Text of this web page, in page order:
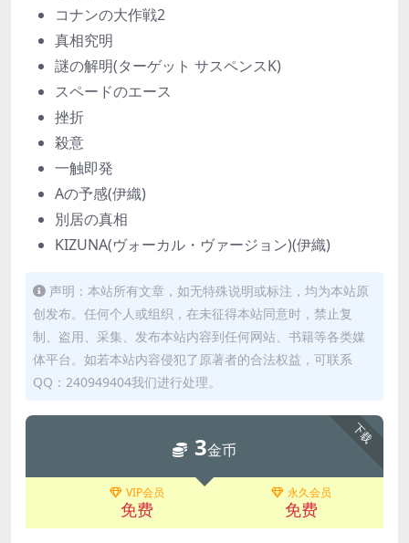
コナンの大作戦2
真相究明
謎の解明(ターゲット サスペンスK)
スペードのエース
挫折
殺意
一触即発
Aの予感(伊織)
別居の真相
KIZUNA(ヴォーカル・ヴァージョン)(伊織)
声明：本站所有文章，如无特殊说明或标注，均为本站原
创发布。任何个人或组织，在未征得本站同意时，禁止复
制、盗用、采集、发布本站内容到任何网站、书籍等各类媒
体平台。如若本站内容侵犯了原著者的合法权益，可联系
QQ：240949404我们进行处理。
下载
3金币
VIP会员
免费
永久会员
免费